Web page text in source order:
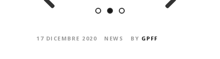
17 DICEMBRE 2020 NEWS BY GPFF